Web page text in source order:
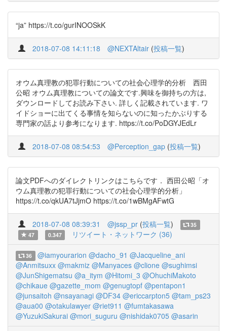
“ja” https://t.co/gurINOOSkK
2018-07-08 14:11:18 @NEXTAltair (投稿一覧)
オウム真理教の犯罪行動についての社会心理学的分析 西田
公昭 オウム真理教についての論文です.興味を御持ちの方は,
ダウンロードしてお読み下さい. 詳しく記載されています. ワ
イドショーに出てくる事情を知らないのに知ったかぶりする
専門家の話より参考になります. https://t.co/PoDGYJEdLr
2018-07-08 08:54:53 @Perception_gap (投稿一覧)
論文PDFへのダイレクトリンクはこちらです． 西田公昭「オ
ウム真理教の犯罪行動についての社会心理学的分析」
https://t.co/qkUA7tJjmO https://t.co/1wBMgAFwtG
2018-07-08 08:39:31 @jssp_pr (投稿一覧)
35
47
0.347 リツイート・ネットワーク (36)
36 @iamyourarion @dacho_91 @Jacqueline_ani
@Anmitsuxx @makmiz @Manyaces @clione @sughimsi
@JunShigematsu @a_itym @Hitomi_3 @OhuchiMakoto
@chikaue @gazette_mom @genugtopf @pentapon1
@junsaitoh @nsayanagi @DF34 @ericcarpton5 @tam_ps23
@aua00 @otakulawyer @riet911 @fumtakasawa
@YuzukiSakurai @mori_suguru @nishidak0705 @asarin